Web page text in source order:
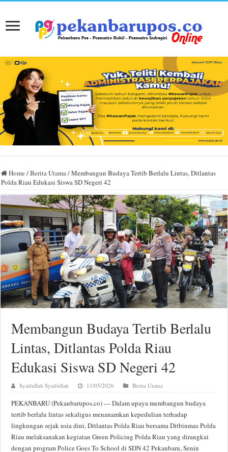
Home /Berita Utama/Membangun Budaya Tertib Berlalu Lintas, Ditlantas
Polda Riau Edukasi Siswa SD Negeri 42
Membangun Budaya Tertib Berlalu
Lintas, Ditlantas Polda Riau
Edukasi Siswa SD Negeri 42
Syaifullah Syaifullah 11/05/2026 Berita Utama
PEKANBARU (Pekanbarupos.co) — Dalam upaya membangun budaya
tertib berlalu lintas sekaligus menanamkan kepedulian terhadap
lingkungan sejak usia dini, Ditlantas Polda Riau bersama Ditbinmas Polda
Riau melaksanakan kegiatan Green Policing Polda Riau yang dirangkai
dengan program Police Goes To School di SDN 42 Pekanbaru, Senin